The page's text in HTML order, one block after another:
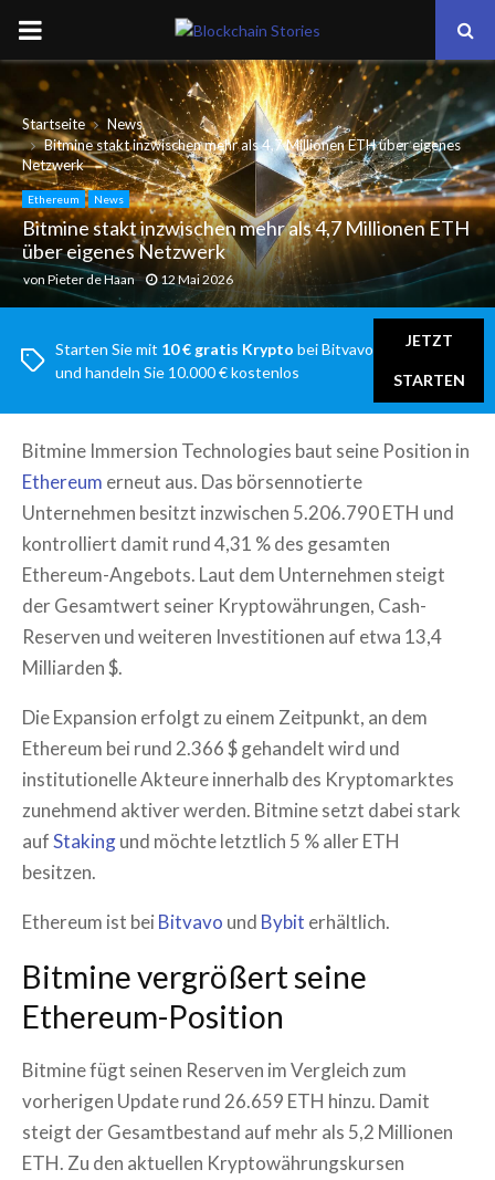
PRIMARY
MENU
Startseite
News
Bitmine stakt inzwischen mehr als 4,7 Millionen ETH über eigenes
Netzwerk
Ethereum News
Bitmine stakt inzwischen mehr als 4,7 Millionen ETH
über eigenes Netzwerk
von Pieter de Haan 12 Mai 2026
Starten Sie mit 10 € gratis Krypto bei Bitvavo
und handeln Sie 10.000 € kostenlos
JETZT
STARTEN
Bitmine Immersion Technologies baut seine Position in
Ethereum erneut aus. Das börsennotierte
Unternehmen besitzt inzwischen 5.206.790 ETH und
kontrolliert damit rund 4,31 % des gesamten
Ethereum-Angebots. Laut dem Unternehmen steigt
der Gesamtwert seiner Kryptowährungen, Cash-
Reserven und weiteren Investitionen auf etwa 13,4
Milliarden $.
Die Expansion erfolgt zu einem Zeitpunkt, an dem
Ethereum bei rund 2.366 $ gehandelt wird und
institutionelle Akteure innerhalb des Kryptomarktes
zunehmend aktiver werden. Bitmine setzt dabei stark
aufStakingund möchte letztlich 5 % aller ETH
besitzen.
Ethereum ist bei Bitvavo und Bybit erhältlich.
Bitmine vergrößert seine
Ethereum-Position
Bitmine fügt seinen Reserven im Vergleich zum
vorherigen Update rund 26.659 ETH hinzu. Damit
steigt der Gesamtbestand auf mehr als 5,2 Millionen
ETH. Zu den aktuellen Kryptowährungskursen